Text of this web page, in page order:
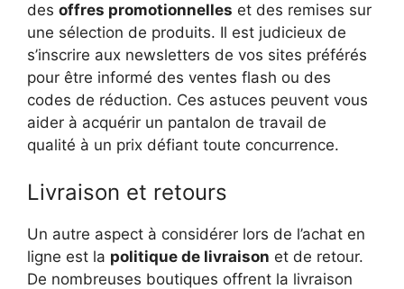
des offres promotionnelles et des remises sur
une sélection de produits. Il est judicieux de
s’inscrire aux newsletters de vos sites préférés
pour être informé des ventes flash ou des
codes de réduction. Ces astuces peuvent vous
aider à acquérir un pantalon de travail de
qualité à un prix défiant toute concurrence.
Livraison et retours
Un autre aspect à considérer lors de l’achat en
ligne est la politique de livraison et de retour.
De nombreuses boutiques offrent la livraison